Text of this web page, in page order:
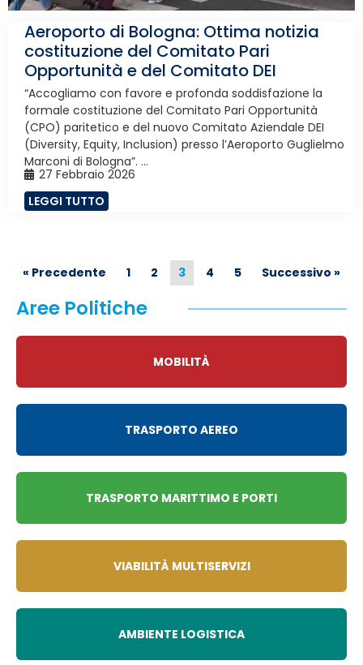
Aeroporto di Bologna: Ottima notizia
costituzione del Comitato Pari
Opportunità e del Comitato DEI
“Accogliamo con favore e profonda soddisfazione la
formale costituzione del Comitato Pari Opportunità
(CPO) paritetico e del nuovo Comitato Aziendale DEI
(Diversity, Equity, Inclusion) presso l’Aeroporto Guglielmo
Marconi di Bologna”. ...
27 Febbraio 2026
LEGGI TUTTO
« Precedente 1 2 3 4 5 Successivo »
Aree Politiche
MOBILITÀ
TRASPORTO AEREO
TRASPORTO MARITTIMO E PORTI
VIABILITÀ MULTISERVIZI
AMBIENTE LOGISTICA